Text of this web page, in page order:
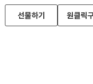
선물하기 원클릭
예스이
이용약관
개